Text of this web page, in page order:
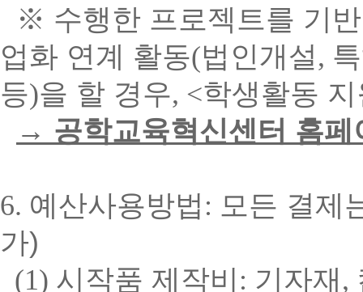
※ 수행한 프로젝트를 기
업화 연계 활동(법인개설,
등)을 할 경우, <학생활동
→ 공학교육혁신센터 홈
6. 예산사용방법 : 모든 결제
가)
(1) 시작품 제작비 : 기자재 ,